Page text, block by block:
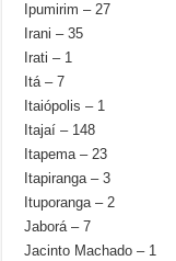
Ipumirim – 27
Irani – 35
Irati – 1
Itá – 7
Itaiópolis – 1
Itajaí – 148
Itapema – 23
Itapiranga – 3
Ituporanga – 2
Jaborá – 7
Jacinto Machado – 1